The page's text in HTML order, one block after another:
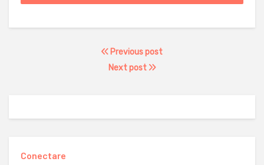
Previous post
Next post
Conectare